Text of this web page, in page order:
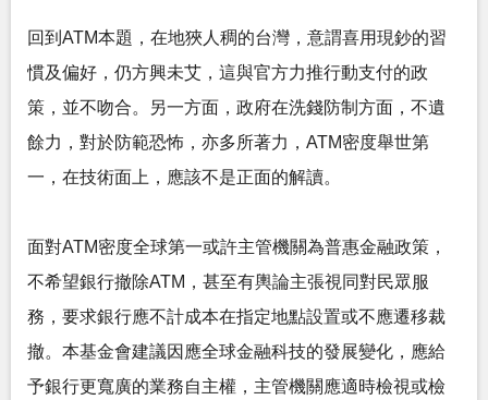
回到ATM本題，在地狹人稠的台灣，意謂喜用現鈔的習
慣及偏好，仍方興未艾，這與官方力推行動支付的政
策，並不吻合。另一方面，政府在洗錢防制方面，不遺
餘力，對於防範恐怖，亦多所著力，ATM密度舉世第
一，在技術面上，應該不是正面的解讀。
面對ATM密度全球第一或許主管機關為普惠金融政策，
不希望銀行撤除ATM，甚至有輿論主張視同對民眾服
務，要求銀行應不計成本在指定地點設置或不應遷移裁
撤。本基金會建議因應全球金融科技的發展變化，應給
予銀行更寬廣的業務自主權，主管機關應適時檢視或檢